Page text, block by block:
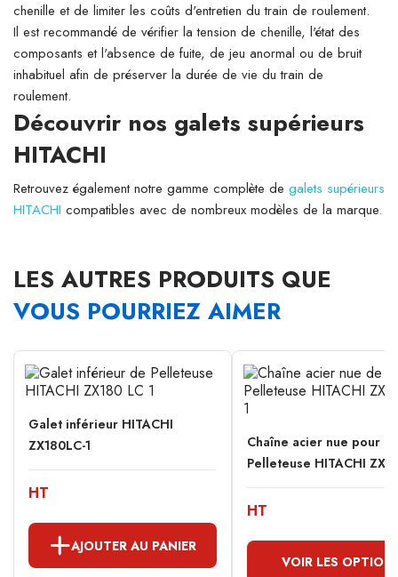
chenille et de limiter les coûts d'entretien du train de roulement.
Il est recommandé de vérifier la tension de chenille, l'état des
composants et l'absence de fuite, de jeu anormal ou de bruit
inhabituel afin de préserver la durée de vie du train de
roulement.
Découvrir nos galets supérieurs
HITACHI
Retrouvez également notre gamme complète de galets supérieurs
HITACHI compatibles avec de nombreux modèles de la marque.
LES AUTRES PRODUITS QUE
VOUS POURRIEZ AIMER
Galet inférieur HITACHI
ZX180LC-1
HT
AJOUTER AU PANIER
Chaîne acier nue pour
Pelleteuse HITACHI
HT
VOIR LES